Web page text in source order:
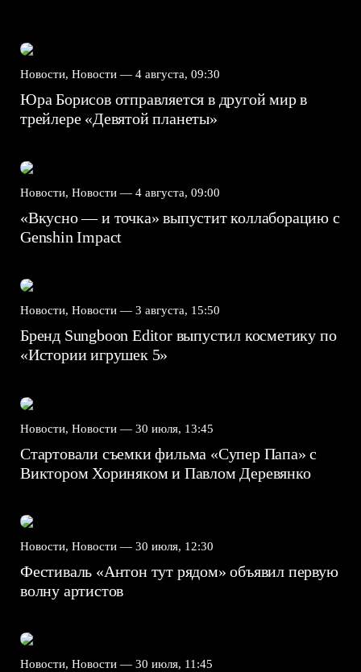
Новости, Новости — 4 августа, 09:30
Юра Борисов отправляется в другой мир в
трейлере «Девятой планеты»
Новости, Новости — 4 августа, 09:00
«Вкусно — и точка» выпустит коллаборацию с
Genshin Impact⁠⁠
Новости, Новости — 3 августа, 15:50
Бренд Sungboon Editor выпустил косметику по
«Истории игрушек 5»
Новости, Новости — 30 июля, 13:45
Стартовали съемки фильма «Супер Папа» с
Виктором Хориняком и Павлом Деревянко
Новости, Новости — 30 июля, 12:30
Фестиваль «Антон тут рядом» объявил первую
волну артистов
Новости, Новости — 30 июля, 11:45